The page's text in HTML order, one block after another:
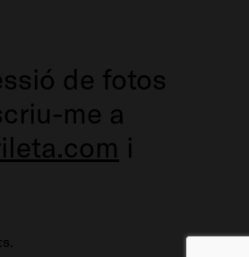
de fotos
me a
i